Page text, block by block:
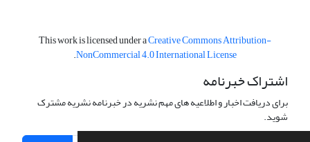
This work is licensed under aCreative Commons Attribution-
NonCommercial 4.0 International License
.
اشتراک خبرنامه
برای دریافت اخبار و اطلاعیه های مهم نشریه در خبرنامه نشریه مشترک
شوید.